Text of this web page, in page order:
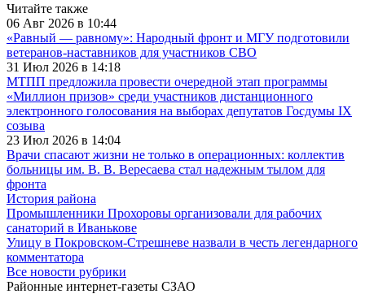
Читайте также
06 Авг 2026 в 10:44
«Равный — равному»: Народный фронт и МГУ подготовили
ветеранов-наставников для участников СВО
31 Июл 2026 в 14:18
МТПП предложила провести очередной этап программы
«Миллион призов» среди участников дистанционного
электронного голосования на выборах депутатов Госдумы IX
созыва
23 Июл 2026 в 14:04
Врачи спасают жизни не только в операционных: коллектив
больницы им. В. В. Вересаева стал надежным тылом для
фронта
История района
Промышленники Прохоровы организовали для рабочих
санаторий в Иванькове
Улицу в Покровском-Стрешневе назвали в честь легендарного
комментатора
Все новости рубрики
Районные интернет-газеты СЗАО